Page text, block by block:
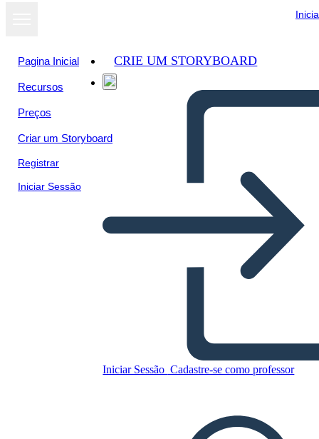
Pagina Inicial
Recursos
Preços
Criar um Storyboard
Registrar
Iniciar Sessão
CRIE UM STORYBOARD
Iniciar Sessão Cadastre-se como professor
Copie este storyboard
CRIAR UM STORYBOARD
REPRODUZIR APRESENTAÇÃO DE SLIDES
Ver como
apresentação